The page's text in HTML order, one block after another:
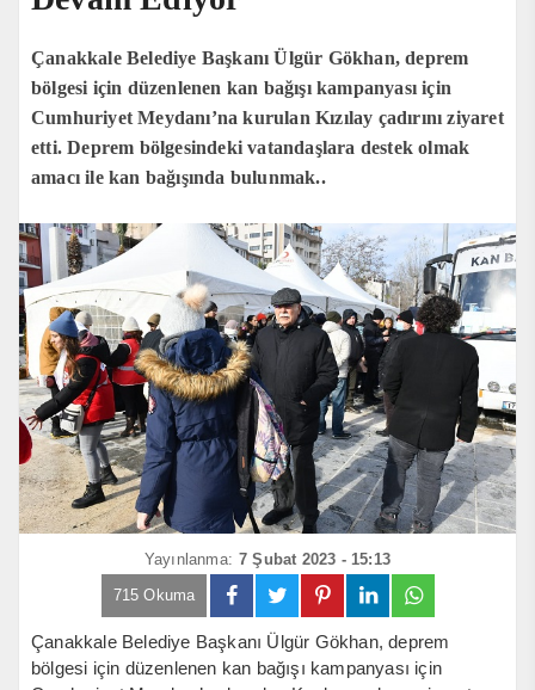
Çanakkale Belediye Başkanı Ülgür Gökhan, deprem
bölgesi için düzenlenen kan bağışı kampanyası için
Cumhuriyet Meydanı’na kurulan Kızılay çadırını ziyaret
etti. Deprem bölgesindeki vatandaşlara destek olmak
amacı ile kan bağışında bulunmak..
Yayınlanma: 7 Şubat 2023 - 15:13
715 Okuma
Çanakkale Belediye Başkanı Ülgür Gökhan, deprem
bölgesi için düzenlenen kan bağışı kampanyası için